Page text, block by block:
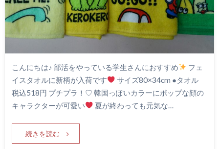
こんにちは♪ 部活をやっている学生さんにおすすめ
フェ
イスタオルに新柄が入荷です
サイズ80×34cm ●タオル
税込518円 プチプラ！♡ 韓国っぽいカラーにポップな顔の
キャラクターが可愛い
夏が終わっても元気な…
続きを読む